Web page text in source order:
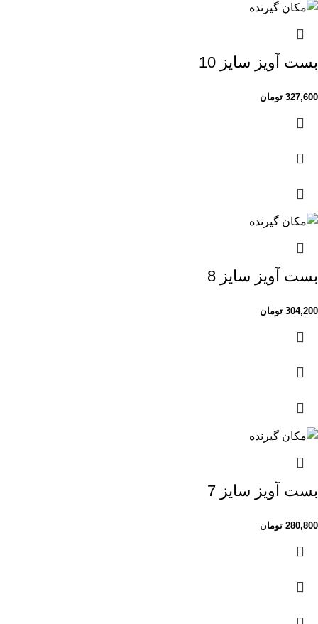
بست آویز سایز 10
327,600 تومان
بست آویز سایز 8
304,200 تومان
بست آویز سایز 7
280,800 تومان